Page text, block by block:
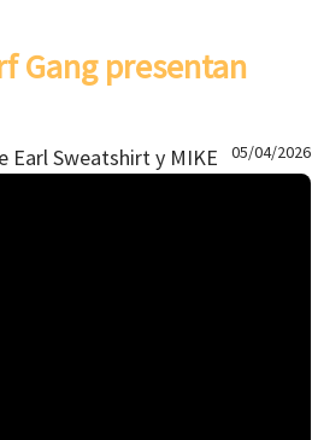
Gang presentan
Earl Sweatshirt y MIKE 05/04/2026